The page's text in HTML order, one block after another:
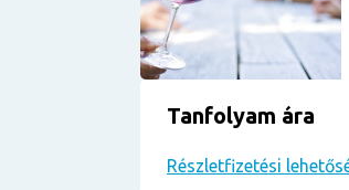
Tanfolyam ára
Részletfizetési